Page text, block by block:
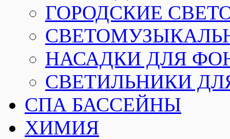
ГОРОДСКИЕ
НАСАДКИ ДЛЯ
СВЕТИЛЬНИКИ
СПА БАССЕЙНЫ
ХИМИЯ